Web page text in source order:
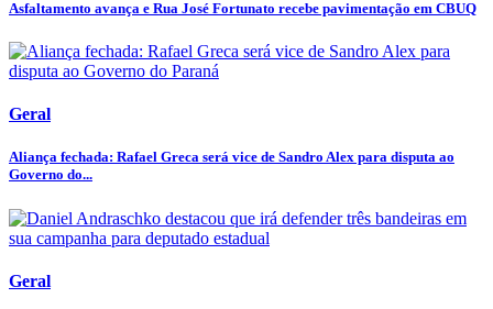
Asfaltamento avança e Rua José Fortunato recebe pavimentação em CBUQ
Geral
Aliança fechada: Rafael Greca será vice de Sandro Alex para disputa ao
Governo do...
Geral